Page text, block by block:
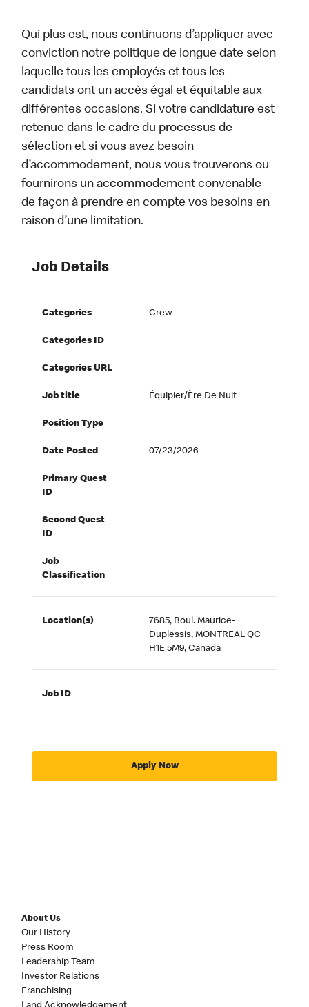
Qui plus est, nous continuons d’appliquer avec
conviction notre politique de longue date selon
laquelle tous les employés et tous les
candidats ont un accès égal et équitable aux
différentes occasions. Si votre candidature est
retenue dans le cadre du processus de
sélection et si vous avez besoin
d’accommodement, nous vous trouverons ou
fournirons un accommodement convenable
de façon à prendre en compte vos besoins en
raison d’une limitation.
Job Details
Categories Crew
Categories ID
Categories URL
Job title Équipier/ère De Nuit
Position Type
Date Posted 07/23/2026
Primary Quest
ID
Second Quest
ID
Job
Classification
Location(s)
7685, Boul. Maurice-
Duplessis, MONTREAL QC
H1E 5M9, Canada
Job ID
Apply Now
About Us
Our History
Press Room
Leadership Team
Investor Relations
Franchising